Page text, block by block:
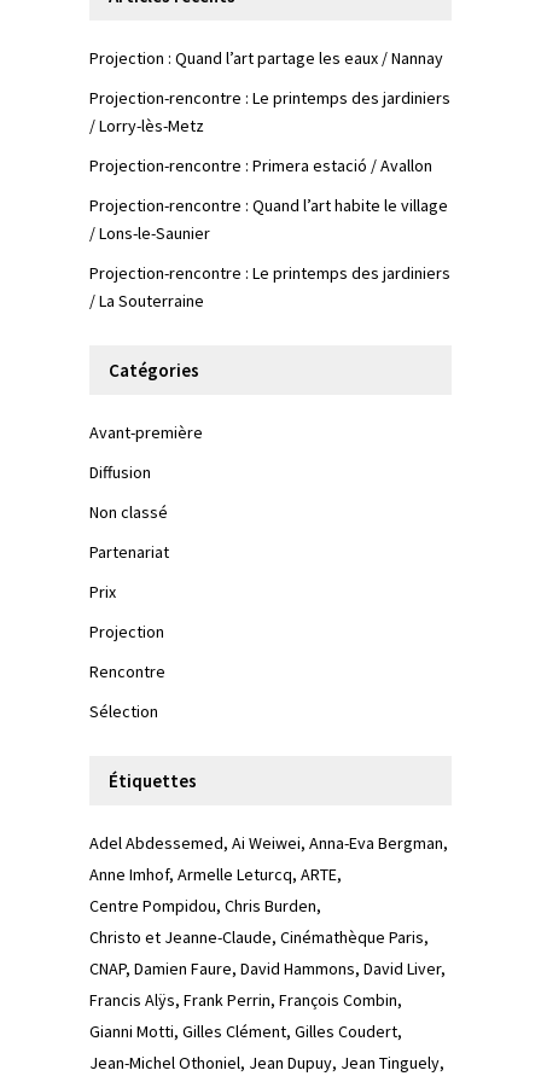
Projection : Quand l’art partage les eaux / Nannay
Projection-rencontre : Le printemps des jardiniers
/ Lorry-lès-Metz
Projection-rencontre : Primera estació / Avallon
Projection-rencontre : Quand l’art habite le village
/ Lons-le-Saunier
Projection-rencontre : Le printemps des jardiniers
/ La Souterraine
Catégories
Avant-première
Diffusion
Non classé
Partenariat
Prix
Projection
Rencontre
Sélection
Étiquettes
Adel Abdessemed Ai Weiwei Anna-Eva Bergman
Anne Imhof Armelle Leturcq ARTE
Centre Pompidou Chris Burden
Christo et Jeanne-Claude Cinémathèque Paris
CNAP Damien Faure David Hammons David Liver
Francis Alÿs Frank Perrin François Combin
Gianni Motti Gilles Clément Gilles Coudert
Jean-Michel Othoniel Jean Dupuy Jean Tinguely